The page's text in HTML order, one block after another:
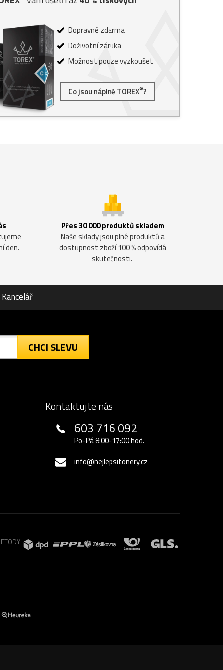
Dopravné zdarma
Doživotní záruka
Možnost pouze vyzkoušet
Co jsou náplně TOREX®?
den.
Přes 30 000 produktů skladem
Naše sklady jsou plné produktů a
dostupnost zboží 100 % odpovídá
skutečnosti.
Kancelář
CHCI SLEVU
Kontaktujte nás
603 716 092
Po-Pá 8:00-17:00 hod.
info@nejlepsitonery.cz